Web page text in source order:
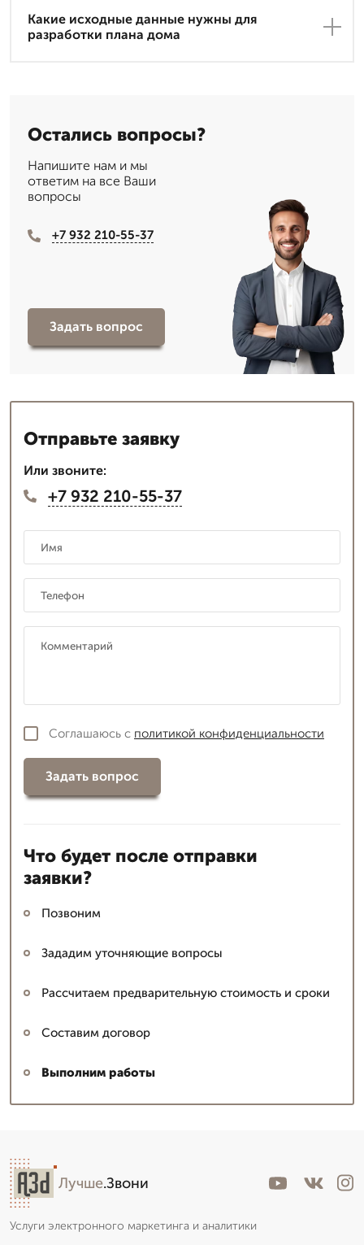
Какие исходные данные нужны для
разработки плана дома
Остались вопросы?
Напишите нам и мы
ответим на все Ваши
вопросы
+7 932 210-55-37
Задать вопрос
Отправьте заявку
Или звоните:
+7 932 210-55-37
Соглашаюсь с политикой конфиденциальности
Задать вопрос
Что будет после отправки
заявки?
Позвоним
Зададим уточняющие вопросы
Рассчитаем предварительную стоимость и сроки
Составим договор
Выполним работы
Лучше.Звони
Услуги электронного маркетинга и аналитики